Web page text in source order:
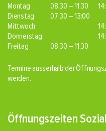
Montag 08:30 – 11:30
Dienstag
07:30 – 13:00
Mittwoch
Donnerstag
Freitag
08:30 – 11:30
Termine ausserhalb der
werden.
Öffnungszeiten